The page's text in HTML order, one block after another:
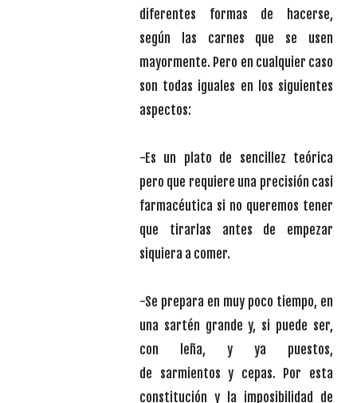
diferentes formas de hacerse,
según las carnes que se usen
mayormente. Pero en cualquier caso
son todas iguales en los siguientes
aspectos:
-Es un plato de sencillez teórica
pero que requiere una precisión casi
farmacéutica si no queremos tener
que tirarlas antes de empezar
siquiera a comer.
-Se prepara en muy poco tiempo, en
una sartén grande y, si puede ser,
con leña, y ya puestos,
de sarmientos y cepas. Por esta
constitución y la imposibilidad de